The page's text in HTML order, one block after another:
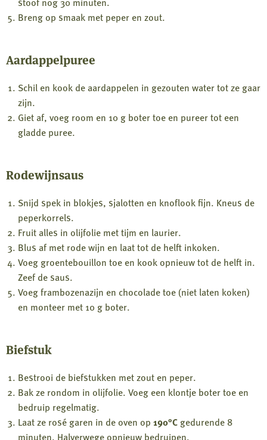
Breng op smaak met peper en zout.
Aardappelpuree
Schil en kook de aardappelen in gezouten water tot ze gaar
zijn.
Giet af, voeg room en 10 g boter toe en pureer tot een
gladde puree.
Rodewijnsaus
Snijd spek in blokjes, sjalotten en knoflook fijn. Kneus de
peperkorrels.
Fruit alles in olijfolie met tijm en laurier.
Blus af met rode wijn en laat tot de helft inkoken.
Voeg groentebouillon toe en kook opnieuw tot de helft in.
Zeef de saus.
Voeg frambozenazijn en chocolade toe (niet laten koken)
en monteer met 10 g boter.
Biefstuk
Bestrooi de biefstukken met zout en peper.
Bak ze rondom in olijfolie. Voeg een klontje boter toe en
bedruip regelmatig.
Laat ze rosé garen in de oven op 190°C gedurende 8
minuten. Halverwege opnieuw bedruipen.